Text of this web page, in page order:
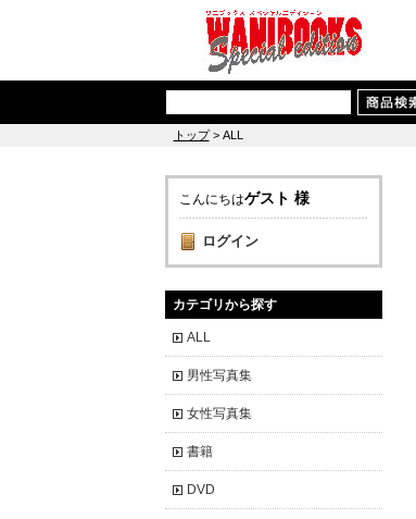
トップ> ALL
こんにちはゲスト 様
ログイン
カテゴリから探す
ALL
男性写真集
女性写真集
書籍
DVD